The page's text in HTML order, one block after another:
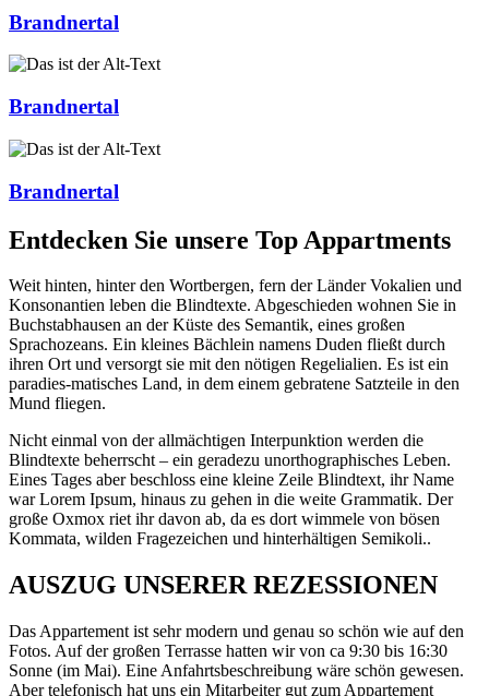
Brandnertal
Brandnertal
Brandnertal
Entdecken Sie unsere Top Appartments
Weit hinten, hinter den Wortbergen, fern der Länder Vokalien und
Konsonantien leben die Blindtexte. Abgeschieden wohnen Sie in
Buchstabhausen an der Küste des Semantik, eines großen
Sprachozeans. Ein kleines Bächlein namens Duden fließt durch
ihren Ort und versorgt sie mit den nötigen Regelialien. Es ist ein
paradies-matisches Land, in dem einem gebratene Satzteile in den
Mund fliegen.
Nicht einmal von der allmächtigen Interpunktion werden die
Blindtexte beherrscht – ein geradezu unorthographisches Leben.
Eines Tages aber beschloss eine kleine Zeile Blindtext, ihr Name
war Lorem Ipsum, hinaus zu gehen in die weite Grammatik. Der
große Oxmox riet ihr davon ab, da es dort wimmele von bösen
Kommata, wilden Fragezeichen und hinterhältigen Semikoli..
AUSZUG UNSERER REZESSIONEN
Das Appartement ist sehr modern und genau so schön wie auf den
Fotos. Auf der großen Terrasse hatten wir von ca 9:30 bis 16:30
Sonne (im Mai). Eine Anfahrtsbeschreibung wäre schön gewesen.
Aber telefonisch hat uns ein Mitarbeiter gut zum Appartement